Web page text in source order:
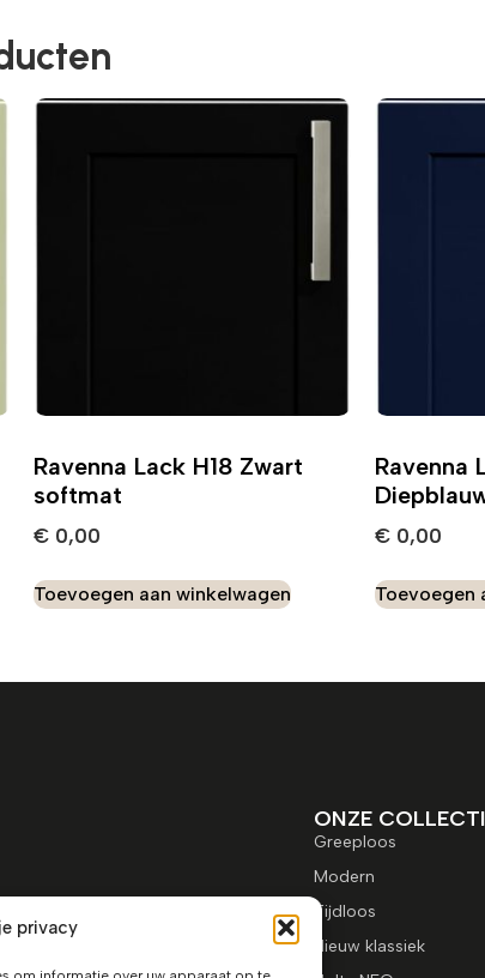
privacy
Ravenna Lack H18 Zwart
softmat
€ 0,00
Toevoegen aan winkelwagen
Ravenna
€ 0,00
Toevoegen
ONZE
Greeploos
Modern
Tijdloos
Nieuw klassiek